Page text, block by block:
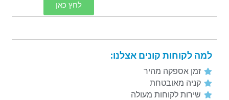
לחץ כאן
למה לקוחות קונים אצלנו:
זמן אספקה מהיר
קניה מאובטחת
שירות לקוחות מעולה